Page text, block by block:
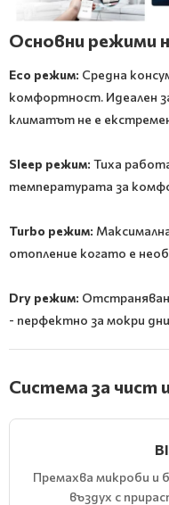
Основни режими
Eco режим: Средна
комфортност. Идеален
климатът не е
Sleep режим: Тиха
температурата за
Turbo режим:
отопление когато е
Dry режим:
- перфектно за мокри
Система за чист
Премахва микроби и
въздух с